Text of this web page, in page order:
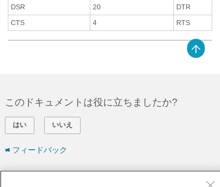
DSR
20
DTR
CTS
4 RTS
このドキュメントは役に立ちましたか?
はい いいえ
フィードバック